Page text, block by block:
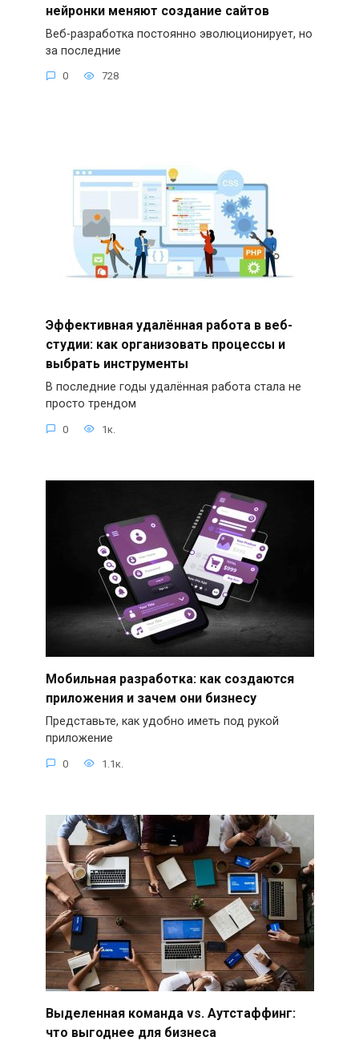
нейронки меняют создание сайтов
Веб-разработка постоянно эволюционирует, но
за последние
0 728
Эффективная удалённая работа в веб-
студии: как организовать процессы и
выбрать инструменты
В последние годы удалённая работа стала не
просто трендом
0 1к.
Мобильная разработка: как создаются
приложения и зачем они бизнесу
Представьте, как удобно иметь под рукой
приложение
0 1.1к.
Выделенная команда vs. Аутстаффинг:
что выгоднее для бизнеса